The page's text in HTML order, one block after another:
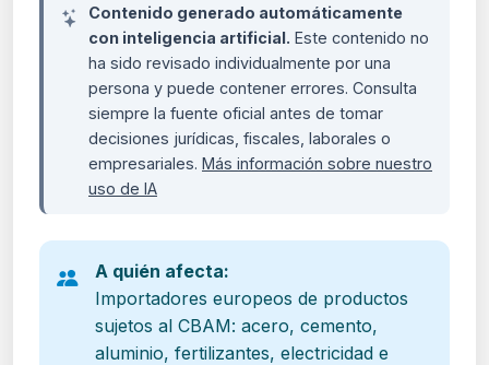
Contenido generado automáticamente
con inteligencia artificial. Este contenido no
ha sido revisado individualmente por una
persona y puede contener errores. Consulta
siempre la fuente oficial antes de tomar
decisiones jurídicas, fiscales, laborales o
empresariales. Más información sobre nuestro
uso de IA
A quién afecta:
Importadores europeos de productos
sujetos al CBAM: acero, cemento,
aluminio, fertilizantes, electricidad e